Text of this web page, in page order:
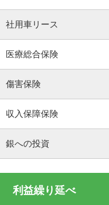
社用車リース
医療総合保険
傷害保険
収入保障保険
銀への投資
利益繰り延べ